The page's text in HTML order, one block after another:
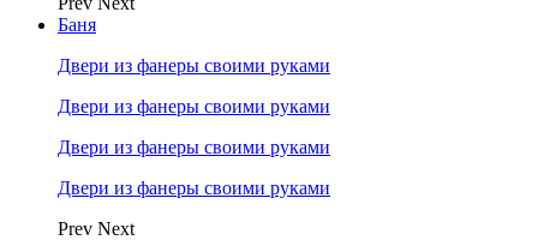
Баня
Двери из фанеры своими руками
Двери из фанеры своими руками
Двери из фанеры своими руками
Двери из фанеры своими руками
Prev Next